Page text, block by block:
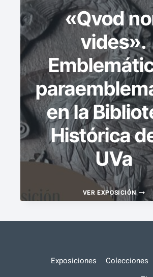
«Qvod
vides».
en la
Histórica
UVa
VER EXPOSICIÓN
EN
Exposiciones Colecciones